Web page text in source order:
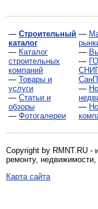
— Строительный
каталог
— Каталог
строительных
компаний
— Товары и
услуги
— Статьи и
обзоры
— Фотогалереи
—
—
—
—
—
Copyright by RMNT.RU -
ремонту, недвижимости,
Карта сайта